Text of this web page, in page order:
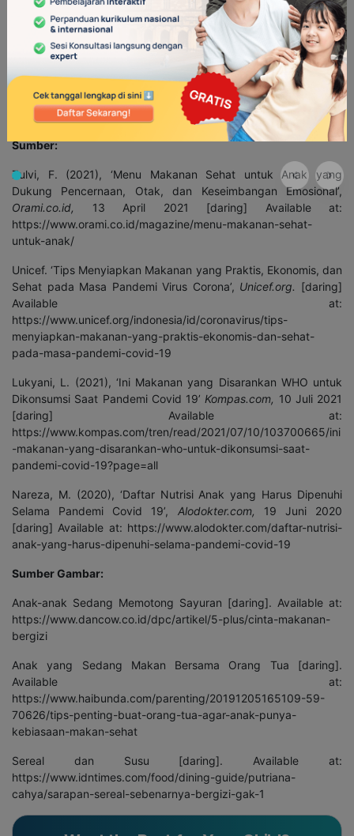
Sumber:
Zulvi, F. (2021), ‘Menu Makanan Sehat untuk Anak yang
Dukung Pencernaan, Otak, dan Keseimbangan Emosional’,
Orami.co.id, 13 April 2021 [daring] Available at:
https://www.orami.co.id/magazine/menu-makanan-sehat-
untuk-anak/
Unicef. ‘Tips Menyiapkan Makanan yang Praktis, Ekonomis, dan
Sehat pada Masa Pandemi Virus Corona’, Unicef.org. [daring]
Available at:
https://www.unicef.org/indonesia/id/coronavirus/tips-
menyiapkan-makanan-yang-praktis-ekonomis-dan-sehat-
pada-masa-pandemi-covid-19
Lukyani, L. (2021), ‘Ini Makanan yang Disarankan WHO untuk
Dikonsumsi Saat Pandemi Covid 19’ Kompas.com, 10 Juli 2021
[daring] Available at:
https://www.kompas.com/tren/read/2021/07/10/103700665/ini
-makanan-yang-disarankan-who-untuk-dikonsumsi-saat-
pandemi-covid-19?page=all
Nareza, M. (2020), ‘Daftar Nutrisi Anak yang Harus Dipenuhi
Selama Pandemi Covid 19’, Alodokter.com, 19 Juni 2020
[daring] Available at: https://www.alodokter.com/daftar-nutrisi-
anak-yang-harus-dipenuhi-selama-pandemi-covid-19
Sumber Gambar:
Anak-anak Sedang Memotong Sayuran [daring]. Available at:
https://www.dancow.co.id/dpc/artikel/5-plus/cinta-makanan-
bergizi
Anak yang Sedang Makan Bersama Orang Tua [daring].
Available at:
https://www.haibunda.com/parenting/20191205165109-59-
70626/tips-penting-buat-orang-tua-agar-anak-punya-
kebiasaan-makan-sehat
Sereal dan Susu [daring]. Available at:
https://www.idntimes.com/food/dining-guide/putriana-
cahya/sarapan-sereal-sebenarnya-bergizi-gak-1